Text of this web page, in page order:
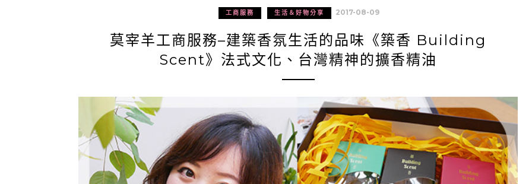
工商服務 生活＆好物分享 2017-08-09
莫宰羊工商服務–建築香氛生活的品味《築香 Building
Scent》法式文化、台灣精神的擴香精油